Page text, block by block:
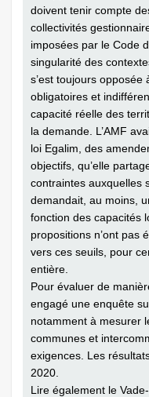
doivent tenir compte
collectivités
imposées par le Code
singularité des
s’est toujours
obligatoires et
capacité réelle des
la demande. L’AMF
loi Egalim, des
objectifs, qu’elle
contraintes auxquelles
demandait, au moins,
fonction des capacités
propositions n’ont pas
vers ces seuils, pour
entière.
Pour évaluer de
engagé une enquête
notamment à mesurer
communes et
­exigences. Les
2020.
Lire également le